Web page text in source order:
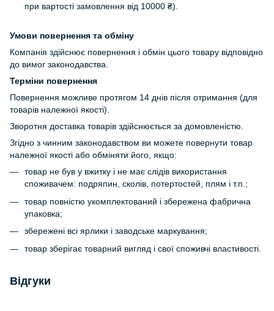
при вартості замовлення від 10000 ₴).
Умови повернення та обміну
Компанія здійснює повернення і обмін цього товару відповідно
до вимог законодавства.
Терміни повернення
Повернення можливе протягом 14 днів після отримання (для
товарів належної якості).
Зворотня доставка товарів здійснюється за домовленістю.
Згідно з чинним законодавством ви можете повернути товар
належної якості або обміняти його, якщо:
товар не був у вжитку і не має слідів використання
споживачем: подряпин, сколів, потертостей, плям і т.п.;
товар повністю укомплектований і збережена фабрична
упаковка;
збережені всі ярлики і заводське маркування;
товар зберігає товарний вигляд і свої споживчі властивості.
Відгуки